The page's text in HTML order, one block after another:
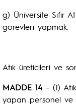
g) Üniversite Sıfır
görevleri yapmak.
Atık üreticileri ve
MADDE 14 – (1)
yapan personel ve